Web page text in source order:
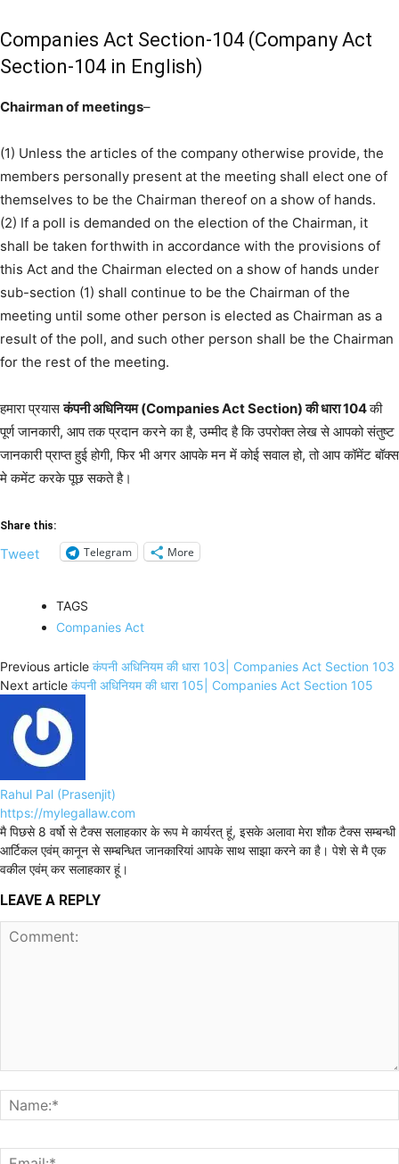
Companies Act Section-104 (Company Act
Section-104 in English)
Chairman of meetings–
(1) Unless the articles of the company otherwise provide, the
members personally present at the meeting shall elect one of
themselves to be the Chairman thereof on a show of hands.
(2) If a poll is demanded on the election of the Chairman, it
shall be taken forthwith in accordance with the provisions of
this Act and the Chairman elected on a show of hands under
sub-section (1) shall continue to be the Chairman of the
meeting until some other person is elected as Chairman as a
result of the poll, and such other person shall be the Chairman
for the rest of the meeting.
हमारा प्रयासकंपनी अधिनियम (Companies Act Section) की धारा 104की
पूर्ण जानकारी, आप तक प्रदान करने का है, उम्मीद है कि उपरोक्त लेख से आपको संतुष्ट
जानकारी प्राप्त हुई होगी, फिर भी अगर आपके मन में कोई सवाल हो, तो आप कॉमेंट बॉक्स
मे कमेंट करके पूछ सकते है।
Share this:
Tweet Telegram More
TAGS
Companies Act
Previous article कंपनी अधिनियम की धारा 103| Companies Act Section 103
Next article कंपनी अधिनियम की धारा 105| Companies Act Section 105
Rahul Pal (Prasenjit)
https://mylegallaw.com
मै पिछसे 8 वर्षो से टैक्स सलाहकार के रूप मे कार्यरत् हूं, इसके अलावा मेरा शौक टैक्स सम्बन्धी
आर्टिकल एवंम् कानून से सम्बन्धित जानकारियां आपके साथ साझा करने का है। पेशे से मै एक
वकील एवंम् कर सलाहकार हूं।
LEAVE A REPLY